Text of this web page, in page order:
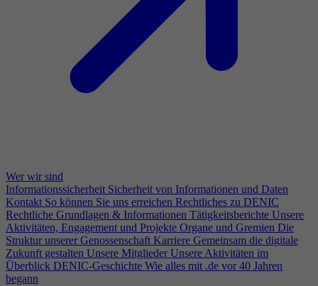
Wer wir sind
Informationssicherheit Sicherheit von Informationen und Daten
Kontakt So können Sie uns erreichen Rechtliches zu DENIC
Rechtliche Grundlagen & Informationen Tätigkeitsberichte Unsere
Aktivitäten, Engagement und Projekte Organe und Gremien Die
Struktur unserer Genossenschaft Karriere Gemeinsam die digitale
Zukunft gestalten Unsere Mitglieder Unsere Aktivitäten im
Überblick DENIC-Geschichte Wie alles mit .de vor 40 Jahren
begann